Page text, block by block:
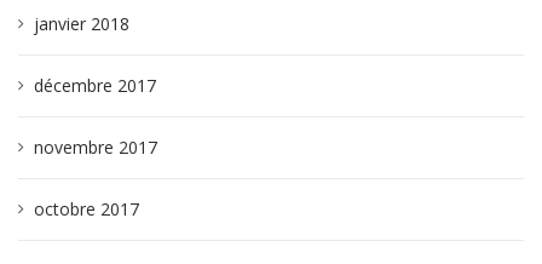
janvier 2018
décembre 2017
novembre 2017
octobre 2017